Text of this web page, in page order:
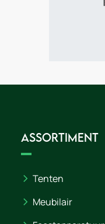
Assortiment
Tenten
Meubilair